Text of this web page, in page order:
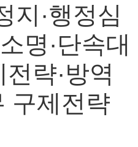
지·행정심
명·단속대
전략·방역
구제전략